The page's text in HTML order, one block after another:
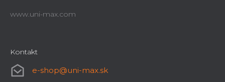
www.uni-max.com
Kontakt
e-shop@uni-max.sk